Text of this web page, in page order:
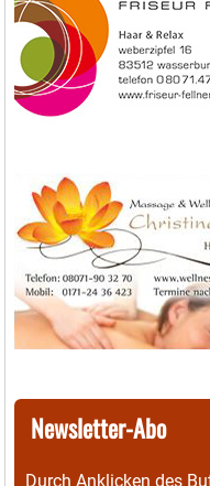
Newsletter-Abo
Durch Anklicken des